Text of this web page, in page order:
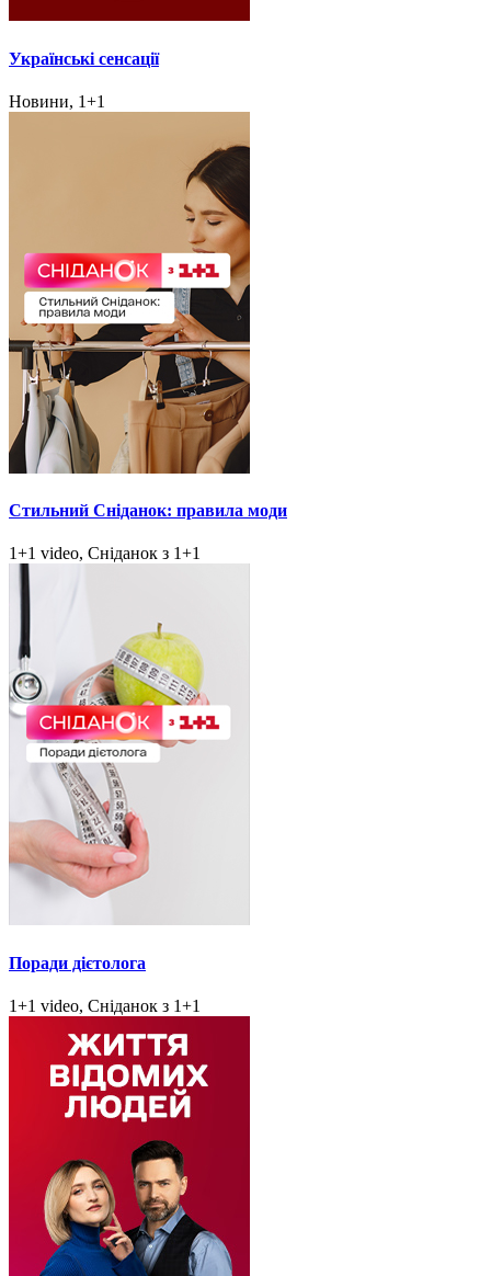
Українські сенсації
Новини, 1+1
Стильний Сніданок: правила моди
1+1 video, Сніданок з 1+1
Поради дієтолога
1+1 video, Сніданок з 1+1